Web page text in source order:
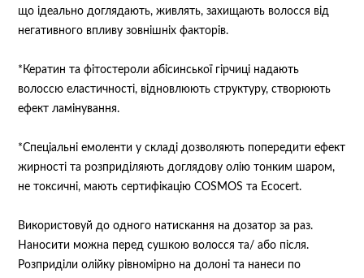
що ідеально доглядають, живлять, захищають волосся від
негативного впливу зовнішніх факторів.
*Кератин та фітостероли абісинської гірчиці надають
волоссю еластичності, відновлюють структуру, створюють
ефект ламінування.
*Спеціальні емоленти у складі дозволяють попередити ефект
жирності та розприділяють доглядову олію тонким шаром,
не токсичні, мають сертифікацію COSMOS та Ecocert.
Використовуй до одного натискання на дозатор за раз.
Наносити можна перед сушкою волосся та/ або після.
Розприділи олійку рівномірно на долоні та нанеси по